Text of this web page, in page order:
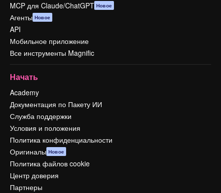
MCP для Claude/ChatGPT Новое
Агенты Новое
API
Мобильное приложение
Все инструменты Magnific
Начать
Academy
Документация по Пакету ИИ
Служба поддержки
Условия и положения
Политика конфиденциальности
Оригиналы Новое
Политика файлов cookie
Центр доверия
Партнеры